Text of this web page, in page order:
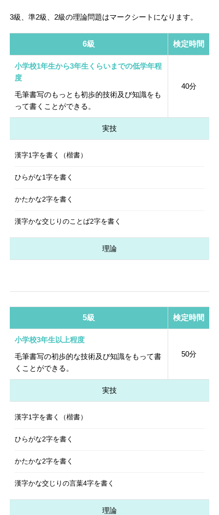
3級、準2級、2級の理論問題はマークシートになります。
6級 検定時間
小学校1年生から3年生くらいまでの低学年程
度
毛筆書写のもっとも初歩的技術及び知識をも
って書くことができる。
40分
実技
漢字1字を書く（楷書）
ひらがな1字を書く
かたかな2字を書く
漢字かな交じりのことば2字を書く
理論
5級 検定時間
小学校3年生以上程度
毛筆書写の初歩的な技術及び知識をもって書
くことができる。
50分
実技
漢字1字を書く（楷書）
ひらがな2字を書く
かたかな2字を書く
漢字かな交じりの言葉4字を書く
理論